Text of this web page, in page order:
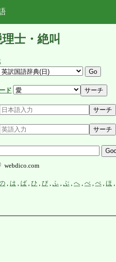
士・絶叫
ド
webdico.com
は ば ひ び ふ ぶ へ べ ぺ ほ